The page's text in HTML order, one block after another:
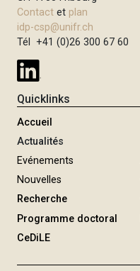
n
Contact et plan
idp-csp@unifr.ch
Tél +41 (0)26 300 67 60
Quicklinks
Accueil
Actualités
Evénements
Nouvelles
Recherche
Programme doctoral
CeDiLE